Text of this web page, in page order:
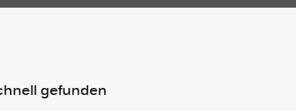
gefunden